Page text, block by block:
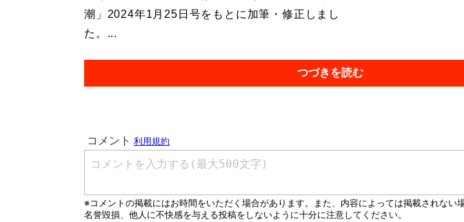
潮」2024年1月25日号をもとに加筆・修正しまし
た。...
つづきを読む